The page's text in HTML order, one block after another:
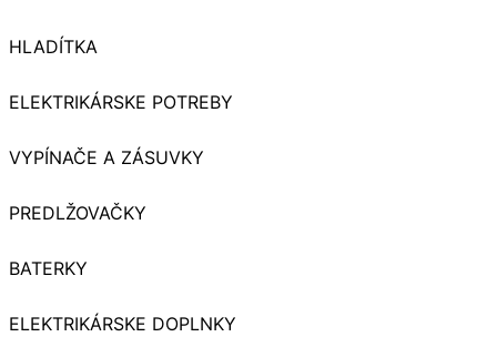
HLADÍTKA
ELEKTRIKÁRSKE POTREBY
VYPÍNAČE A ZÁSUVKY
PREDLŽOVAČKY
BATERKY
ELEKTRIKÁRSKE DOPLNKY